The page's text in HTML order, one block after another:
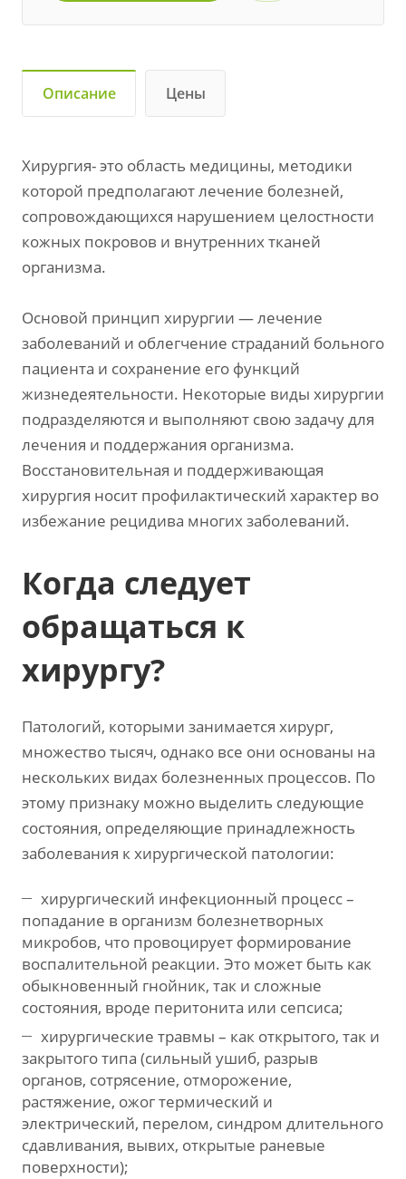
Описание Цены
Хирургия- это область медицины, методики
которой предполагают лечение болезней,
сопровождающихся нарушением целостности
кожных покровов и внутренних тканей
организма.
Основой принцип хирургии — лечение
заболеваний и облегчение страданий больного
пациента и сохранение его функций
жизнедеятельности. Некоторые виды хирургии
подразделяются и выполняют свою задачу для
лечения и поддержания организма.
Восстановительная и поддерживающая
хирургия носит профилактический характер во
избежание рецидива многих заболеваний.
Когда следует
обращаться к
хирургу?
Патологий, которыми занимается хирург,
множество тысяч, однако все они основаны на
нескольких видах болезненных процессов. По
этому признаку можно выделить следующие
состояния, определяющие принадлежность
заболевания к хирургической патологии:
хирургический инфекционный процесс –
попадание в организм болезнетворных
микробов, что провоцирует формирование
воспалительной реакции. Это может быть как
обыкновенный гнойник, так и сложные
состояния, вроде перитонита или сепсиса;
хирургические травмы – как открытого, так и
закрытого типа (сильный ушиб, разрыв
органов, сотрясение, отморожение,
растяжение, ожог термический и
электрический, перелом, синдром длительного
сдавливания, вывих, открытые раневые
поверхности);